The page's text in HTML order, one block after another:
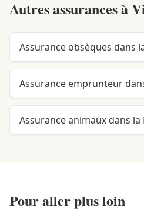
Autres assurances à
Assurance obsèques dans
Assurance emprunteur
Assurance animaux dans la
Pour aller plus loin